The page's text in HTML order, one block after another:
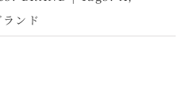
ンド